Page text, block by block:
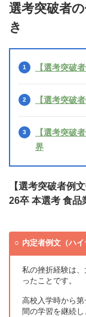
選考突破者
き
【選考突破
【選考突破
【選考突破
界
【選考突破者例
26卒 本選考 食品
内定者例文（ハイ
私の挫折経験は
ったことです。
高校入学時から
間の学習を継続